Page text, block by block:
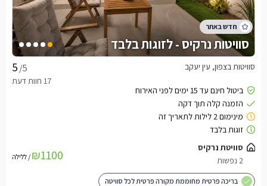
סוויטות נרקיס - לזוגות בלבד
/5 סוויטות בצפון, עין יעקב
₪1100 / ללילה
בריכה פרטית מחוממת מקורה פרטית לכל סוויטה